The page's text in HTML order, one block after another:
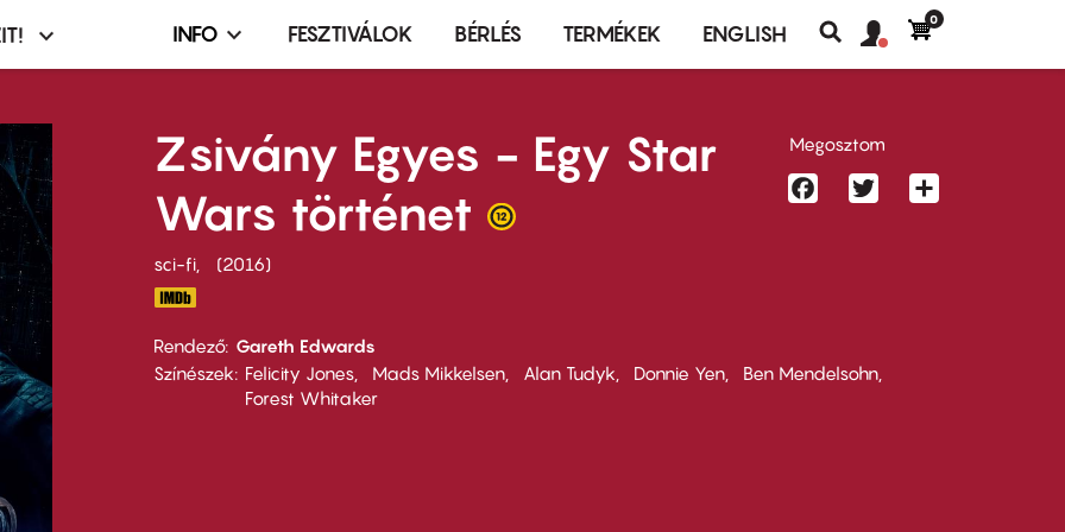
Infó,
terembérlés
menü
INFO FESZTIVÁLOK BÉRLÉS TERMÉKEK ENGLISH
Keresés
fiók
Felhasználói
0
Zsivány Egyes - Egy Star
Wars történet
sci-fi 2016
Rendező Gareth Edwards
Színészek
Felicity Jones Mads Mikkelsen Alan Tudyk Donnie Yen
Ben Mendelsohn
Forest Whitaker
Megosztom
FacebookTwitter